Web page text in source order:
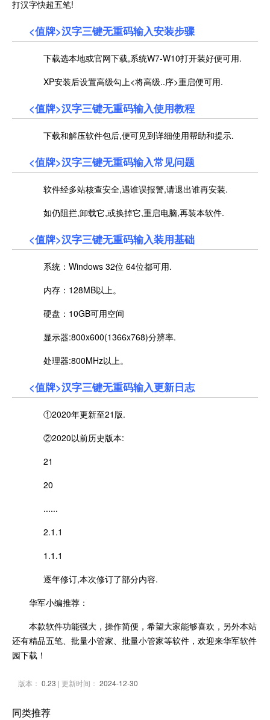
打汉字快超五笔!
<值牌>汉字三键无重码输入安装步骤
下载选本地或官网下载,系统W7-W10打开装好便可用.
XP安装后设置高级勾上<将高级..序>重启便可用.
<值牌>汉字三键无重码输入使用教程
下载和解压软件包后,便可见到详细使用帮助和提示.
<值牌>汉字三键无重码输入常见问题
软件经多站核查安全,遇谁误报警,请退出谁再安装.
如仍阻拦,卸载它,或换掉它,重启电脑,再装本软件.
<值牌>汉字三键无重码输入装用基础
系统：Windows 32位 64位都可用.
内存：128MB以上。
硬盘：10GB可用空间
显示器:800x600(1366x768)分辨率.
处理器:800MHz以上。
<值牌>汉字三键无重码输入更新日志
①2020年更新至21版.
②2020以前历史版本:
21
20
......
2.1.1
1.1.1
逐年修订,本次修订了部分内容.
华军小编推荐：
本款软件功能强大，操作简便，希望大家能够喜欢，另外本站
还有精品五笔、批量小管家、批量小管家等软件，欢迎来华军软件
园下载！
版本： 0.23 | 更新时间： 2024-12-30
同类推荐